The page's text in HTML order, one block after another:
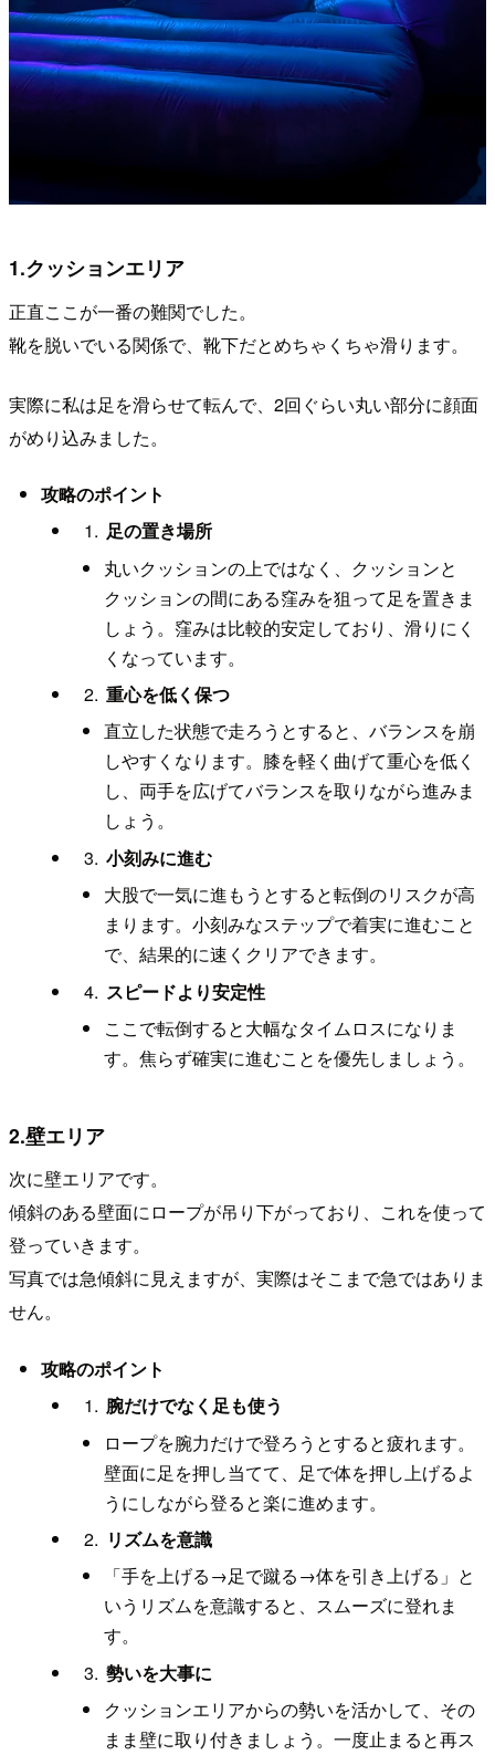
1.クッションエリア
正直ここが一番の難関でした。
靴を脱いでいる関係で、靴下だとめちゃくちゃ滑ります。
実際に私は足を滑らせて転んで、2回ぐらい丸い部分に顔面
がめり込みました。
攻略のポイント
足の置き場所
丸いクッションの上ではなく、クッションと
クッションの間にある窪みを狙って足を置きま
しょう。窪みは比較的安定しており、滑りにく
くなっています。
重心を低く保つ
直立した状態で走ろうとすると、バランスを崩
しやすくなります。膝を軽く曲げて重心を低く
し、両手を広げてバランスを取りながら進みま
しょう。
小刻みに進む
大股で一気に進もうとすると転倒のリスクが高
まります。小刻みなステップで着実に進むこと
で、結果的に速くクリアできます。
スピードより安定性
ここで転倒すると大幅なタイムロスになりま
す。焦らず確実に進むことを優先しましょう。
2.壁エリア
次に壁エリアです。
傾斜のある壁面にロープが吊り下がっており、これを使って
登っていきます。
写真では急傾斜に見えますが、実際はそこまで急ではありま
せん。
攻略のポイント
腕だけでなく足も使う
ロープを腕力だけで登ろうとすると疲れます。
壁面に足を押し当てて、足で体を押し上げるよ
うにしながら登ると楽に進めます。
リズムを意識
「手を上げる→足で蹴る→体を引き上げる」と
いうリズムを意識すると、スムーズに登れま
す。
勢いを大事に
クッションエリアからの勢いを活かして、その
まま壁に取り付きましょう。一度止まると再ス